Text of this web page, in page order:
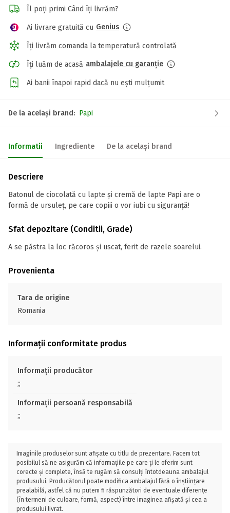
Îl poți primi Când îți livrăm?
Ai livrare gratuită cu Genius
Îți livrăm comanda la temperatură controlată
Îți luăm de acasă ambalajele cu garanție
Ai banii înapoi rapid dacă nu ești mulțumit
De la același brand: Papi
Informatii Ingrediente De la același brand
Descriere
Batonul de ciocolată cu lapte și cremă de lapte Papi are o
formă de ursuleț, pe care copiii o vor iubi cu siguranță!
Sfat depozitare (Conditii, Grade)
A se păstra la loc răcoros și uscat, ferit de razele soarelui.
Provenienta
Tara de origine
Romania
Informații conformitate produs
Informații producător
;;
Informații persoană responsabilă
;;
Imaginile produselor sunt afișate cu titlu de prezentare. Facem tot
posibilul să ne asigurăm că informațiile pe care ți le oferim sunt
corecte și complete, însă te rugăm să consulți întotdeauna ambalajul
produsului. Producătorul poate modifica ambalajul fără o înștiințare
prealabilă, astfel că nu putem fi răspunzători de eventuale diferențe
(în termeni de culoare, formă, aspect) între imaginea afișată și cea a
produsului livrat.